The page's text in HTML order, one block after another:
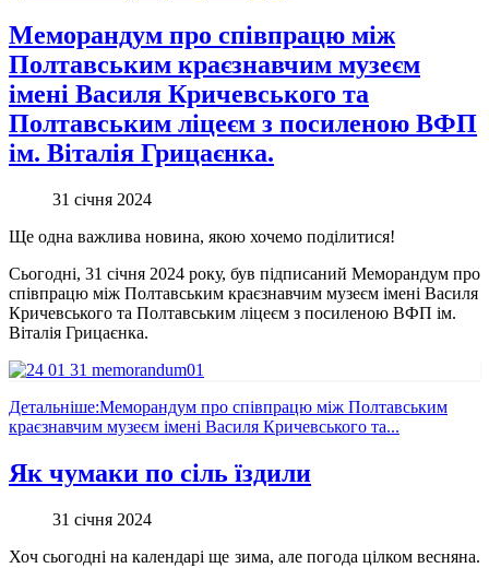
Меморандум про співпрацю між
Полтавським краєзнавчим музеєм
імені Василя Кричевського та
Полтавським ліцеєм з посиленою ВФП
ім. Віталія Грицаєнка.
31 січня 2024
Ще одна важлива новина, якою хочемо поділитися!
Сьогодні, 31 січня 2024 року, був підписаний Меморандум про
співпрацю між Полтавським краєзнавчим музеєм імені Василя
Кричевського та Полтавським ліцеєм з посиленою ВФП ім.
Віталія Грицаєнка.
Детальніше:Меморандум про співпрацю між Полтавським
краєзнавчим музеєм імені Василя Кричевського та...
Як чумаки по сіль їздили
31 січня 2024
Хоч сьогодні на календарі ще зима, але погода цілком весняна.